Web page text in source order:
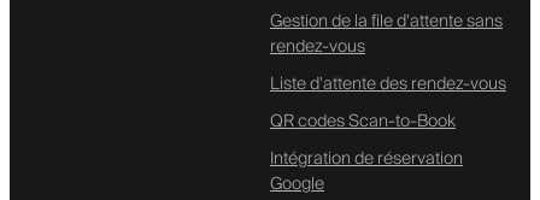
Gestion de la file d'attente sans
rendez-vous
Liste d'attente des rendez-vous
QR codes Scan-to-Book
Intégration de réservation
Google